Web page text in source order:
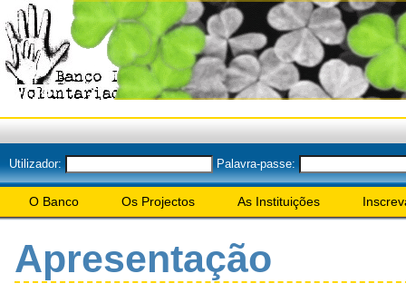
Utilizador: Palavra-passe:
O Banco Os Projectos As Instituições
Apresentação